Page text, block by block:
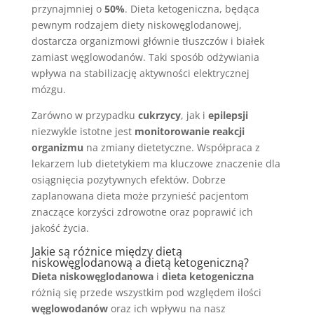
przynajmniej o 50%. Dieta ketogeniczna, będąca
pewnym rodzajem diety niskowęglodanowej,
dostarcza organizmowi głównie tłuszczów i białek
zamiast węglowodanów. Taki sposób odżywiania
wpływa na stabilizację aktywności elektrycznej
mózgu.
Zarówno w przypadku cukrzycy, jak i epilepsji
niezwykle istotne jest monitorowanie reakcji
organizmu na zmiany dietetyczne. Współpraca z
lekarzem lub dietetykiem ma kluczowe znaczenie dla
osiągnięcia pozytywnych efektów. Dobrze
zaplanowana dieta może przynieść pacjentom
znaczące korzyści zdrowotne oraz poprawić ich
jakość życia.
Jakie są różnice między dietą
niskowęglodanową a dietą ketogeniczną?
Dieta niskowęglodanowai dieta ketogeniczna
różnią się przede wszystkim pod względem ilości
węglowodanóworaz ich wpływu na nasz